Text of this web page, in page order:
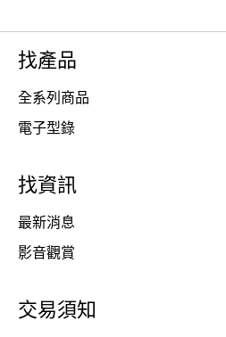
找產品
全系列商品
電子型錄
找資訊
最新消息
影音觀賞
交易須知